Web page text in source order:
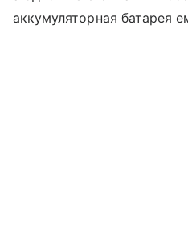
аккумуляторная батарея